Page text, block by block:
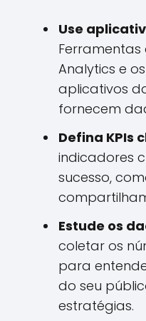
Use
Analytics e
aplicativos
fornecem
Defina KPIs
indicadores
sucesso,
Estude os
coletar os
para
do seu
estratégias.